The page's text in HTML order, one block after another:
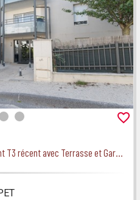
0
Photo 1Photo 2